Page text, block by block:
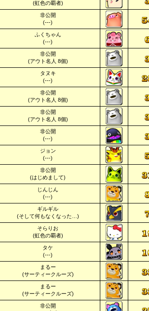
(虹色の覇者)
非公開
(---)
ふくちゃん
(---)
非公開
(アウト名人 8個)
タヌキ
(---)
非公開
(アウト名人 8個)
非公開
(アウト名人 8個)
非公開
(---)
ジョン
(---)
非公開
(はじめまして)
じんじん
(---)
ギルギル
(そして何もなくなった…)
そらりお
(虹色の覇者)
タケ
(---)
まるー
(サーティークルーズ)
まるー
(サーティークルーズ)
非公開